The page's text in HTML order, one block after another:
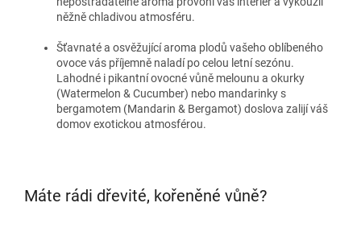
něžně chladivou atmosféru.
Šťavnaté a osvěžující aroma plodů vašeho oblíbeného
ovoce vás příjemně naladí po celou letní sezónu.
Lahodné i pikantní ovocné vůně melounu a okurky
(Watermelon & Cucumber) nebo mandarinky s
bergamotem (Mandarin & Bergamot) doslova zalijí váš
domov exotickou atmosférou.
Máte rádi dřevité, kořeněné vůně?